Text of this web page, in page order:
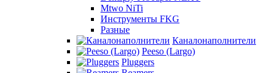
Mtwo NiTi
Инструменты FKG
Разные
Каналонаполнители
Peeso (Largo)
Pluggers